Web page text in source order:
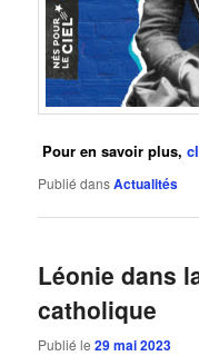
Pour en savoir plus,
Publié dansActualités
Léonie dans
catholique
Publié le29 mai 2023